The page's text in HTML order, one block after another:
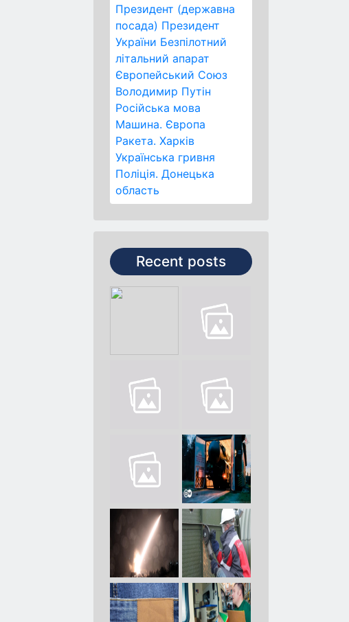
Президент (державна
посада) Президент
України Безпілотний
літальний апарат
Європейський Союз
Володимир Путін
Російська мова
Машина. Європа
Ракета. Харків
Українська гривня
Поліція. Донецька
область
Recent posts